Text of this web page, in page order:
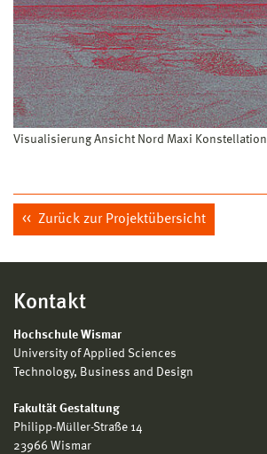
Visualisierung Ansicht Nord Maxi Konstellation
Zurück zur Projektübersicht
Kontakt
Hochschule Wismar
University of Applied Sciences
Technology, Business and Design
Fakultät Gestaltung
Philipp-Müller-Straße 14
23966 Wismar